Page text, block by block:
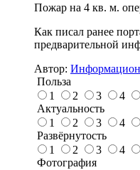
Пожар на 4 кв. м.
Как писал ранее
предварительной
Автор:
Польза
1
2 3 4
Актуальность
1
2 3 4
Развёрнутость
1
2 3 4
Фотография